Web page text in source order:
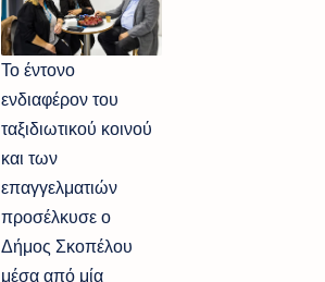
Το έντονο
ενδιαφέρον του
ταξιδιωτικού κοινού
και των
επαγγελματιών
προσέλκυσε ο
Δήμος Σκοπέλου
μέσα από μία